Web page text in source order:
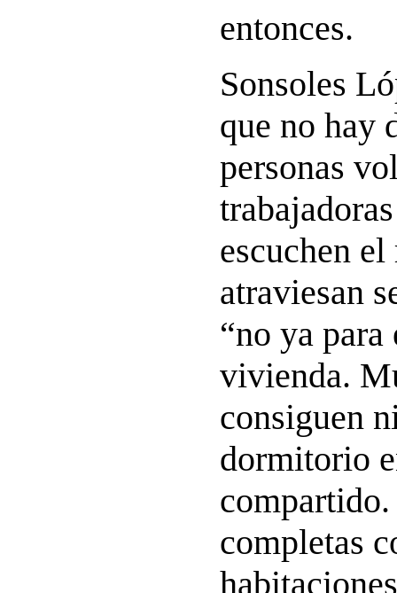
entonces.
Sonsoles
que no hay
personas
escuchen
atraviesan
“no ya
vivienda.
consiguen
dormitorio
completas